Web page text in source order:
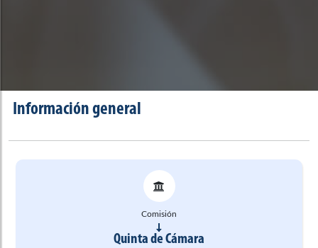
Información general
Comisión
Quinta de Cámara